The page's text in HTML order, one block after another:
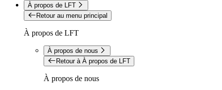
À propos de LFT
Retour au menu principal
À propos de LFT
À propos de nous
Retour à À propos de LFT
À propos de nous